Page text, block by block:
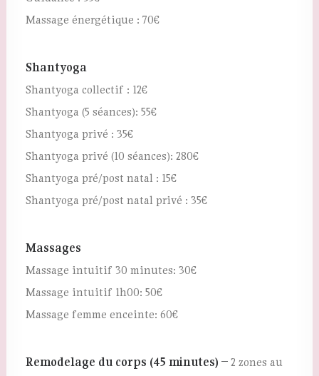
Massage énergétique : 70€
Shantyoga
Shantyoga collectif : 12€
Shantyoga (5 séances): 55€
Shantyoga privé : 35€
Shantyoga privé (10 séances): 280€
Shantyoga pré/post natal : 15€
Shantyoga pré/post natal privé : 35€
Massages
Massage intuitif 30 minutes: 30€
Massage intuitif 1h00: 50€
Massage femme enceinte: 60€
Remodelage du corps (45 minutes) –2 zones au